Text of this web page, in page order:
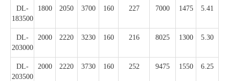
DL-
183500
1800 2050 3700 160 227 7000 1475 5.41
DL-
203000
2000 2220 3230 160 216 8025 1300 5.30
DL-
203500
2000 2220 3730 160 252 9475 1550 6.25